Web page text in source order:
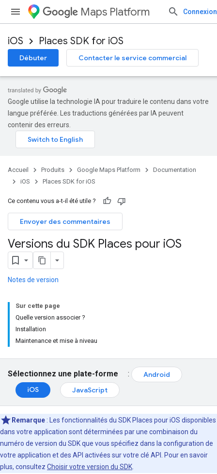
Maps Platform Connexion
iOS Places SDK for iOS
Débuter Contacter le service commercial
Google utilise la technologie IA pour traduire le contenu dans votre
langue préférée. Les traductions générées par IA peuvent
contenir des erreurs.
Accueil Produits Google Maps Platform
Documentation
iOS
Places SDK for iOS
Ce contenu vous a-t-il été utile ?
Envoyer des commentaires
Versions du SDK Places pour iOS
Notes de version
Sur cette page
Quelle version associer ?
Installation
Maintenance et mise à niveau
Sélectionnez une plate-forme :
Android
iOS
JavaScript
Remarque : Les fonctionnalités du SDK Places pour iOS disponibles
dans votre application sont déterminées par une combinaison du
numéro de version du SDK que vous spécifiez dans la configuration de
votre application et des API activées sur votre clé API. Pour en savoir
plus, consultez Choisir votre version du SDK